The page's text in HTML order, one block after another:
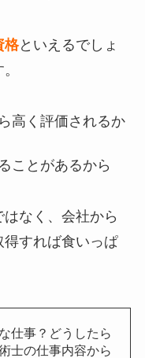
格といえるでしょ
高く評価されるか
ことがあるから
なく、会社から
得すれば食いっぱ
仕事？どうしたら
士の仕事内容から